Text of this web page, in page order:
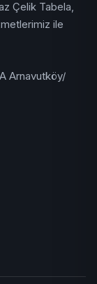
Çelik Tabela,
ile
Arnavutköy/